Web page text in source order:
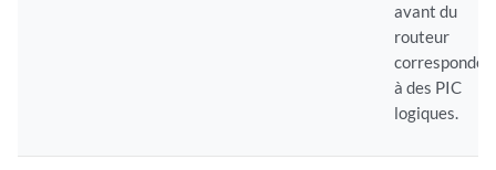
avant du
routeur
à des PIC
logiques.